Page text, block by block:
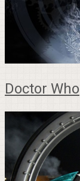
Doctor Who